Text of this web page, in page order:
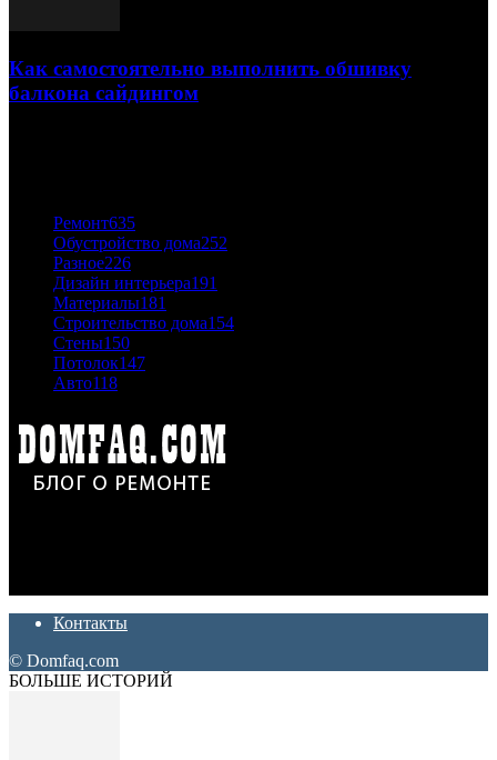
Как самостоятельно выполнить обшивку
балкона сайдингом
Ремонт635
Обустройство дома252
Разное226
Дизайн интерьера191
Материалы181
Строительство дома154
Стены150
Потолок147
Авто118
Контакты
© Domfaq.com
БОЛЬШЕ ИСТОРИЙ